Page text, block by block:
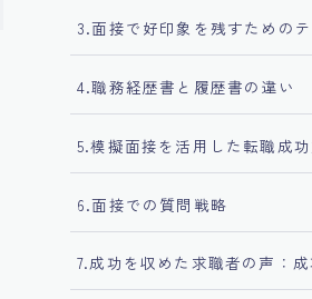
3.面接で好印象を残すための
4.職務経歴書と履歴書の違い
5.模擬面接を活用した転職成
6.面接での質問戦略
7.成功を収めた求職者の声：